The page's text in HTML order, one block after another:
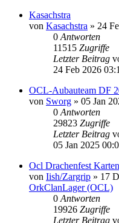
Kasachstra
von Kasachstra » 24
0 Antworten
11515 Zugriffe
Letzter Beitrag
24 Feb 2026
OCL-Aubauteam DF
von Sworg » 05 Jan
0 Antworten
29823 Zugriffe
Letzter Beitrag
05 Jan 2025
Ocl Drachenfest Karten
von Iish/Zargrip » 17
OrkClanLager (OCL)
0 Antworten
19926 Zugriffe
Letzter Beitrag